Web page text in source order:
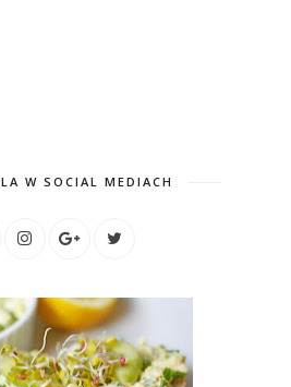
W SOCIAL MEDIACH